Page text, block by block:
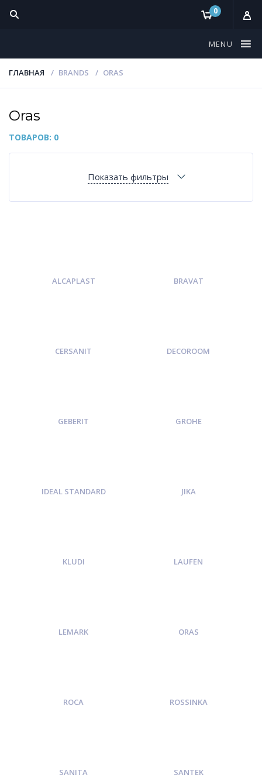
0
MENU
ГЛАВНАЯ BRANDS ORAS
Oras
ТОВАРОВ: 0
Показать фильтры
ALCAPLAST BRAVAT
CERSANIT DECOROOM
GEBERIT GROHE
IDEAL STANDARD JIKA
KLUDI LAUFEN
LEMARK ORAS
ROCA ROSSINKA
SANITA SANTEK